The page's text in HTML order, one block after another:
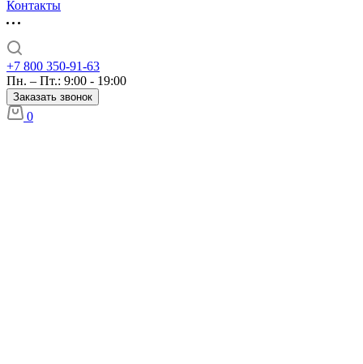
Контакты
+7 800 350-91-63
Пн. – Пт.: 9:00 - 19:00
Заказать звонок
0